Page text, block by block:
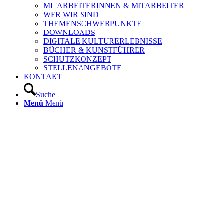
MITARBEITERINNEN & MITARBEITER
WER WIR SIND
THEMENSCHWERPUNKTE
DOWNLOADS
DIGITALE KULTURERLEBNISSE
BÜCHER & KUNSTFÜHRER
SCHUTZKONZEPT
STELLENANGEBOTE
KONTAKT
Suche
Menü Menü